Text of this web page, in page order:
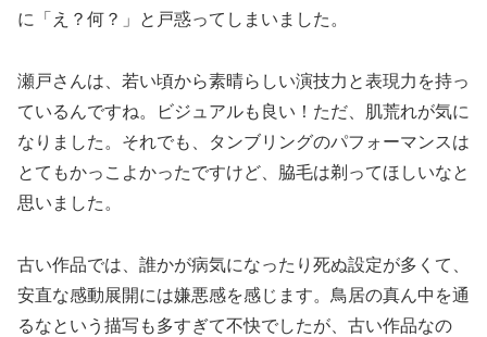
に「え？何？」と戸惑ってしまいました。
瀬戸さんは、若い頃から素晴らしい演技力と表現力を持っ
ているんですね。ビジュアルも良い！ただ、肌荒れが気に
なりました。それでも、タンブリングのパフォーマンスは
とてもかっこよかったですけど、脇毛は剃ってほしいなと
思いました。
古い作品では、誰かが病気になったり死ぬ設定が多くて、
安直な感動展開には嫌悪感を感じます。鳥居の真ん中を通
るなという描写も多すぎて不快でしたが、古い作品なの